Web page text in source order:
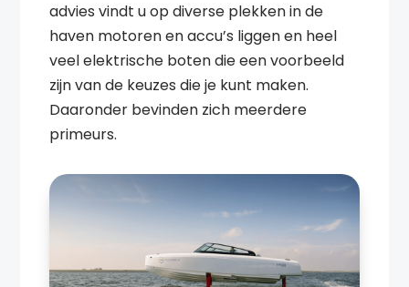
advies vindt u op diverse plekken in de
haven motoren en accu’s liggen en heel
veel elektrische boten die een voorbeeld
zijn van de keuzes die je kunt maken.
Daaronder bevinden zich meerdere
primeurs.